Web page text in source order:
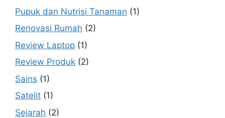
Pupuk dan Nutrisi Tanaman (1)
Renovasi Rumah (2)
Review Laptop (1)
Review Produk (2)
Sains (1)
Satelit (1)
Sejarah (2)